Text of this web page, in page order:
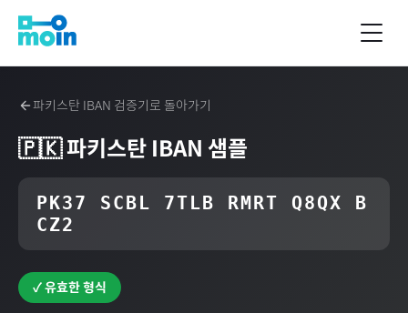
파키스탄 IBAN 검증기로 돌아가기
🇵🇰파키스탄 IBAN 샘플
PK37 SCBL 7TLB RMRT Q8QX B
CZ2
✓ 유효한 형식